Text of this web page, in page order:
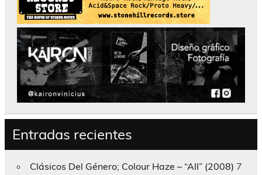
Entradas recientes
Clásicos Del Género; Colour Haze – “All” (2008) 7